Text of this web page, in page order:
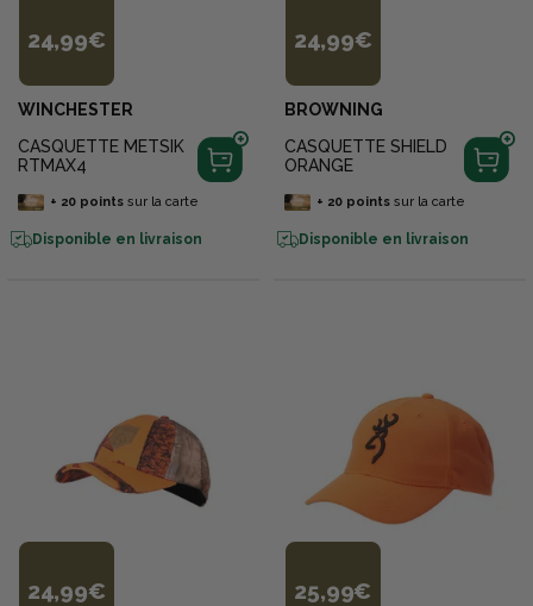
24,99€
WINCHESTER
CASQUETTE METSIK
RTMAX4
+ 20pointssur la carte
Disponible en livraison
24,99€
BROWNING
CASQUETTE SHIELD
ORANGE
+ 20pointssur la carte
Disponible en livraison
24,99€ 25,99€